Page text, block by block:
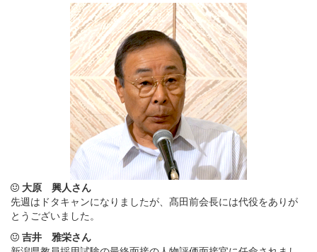
大原 興人さん
先週はドタキャンになりましたが、髙田前会長には代役をありが
とうございました。
吉井 雅栄さん